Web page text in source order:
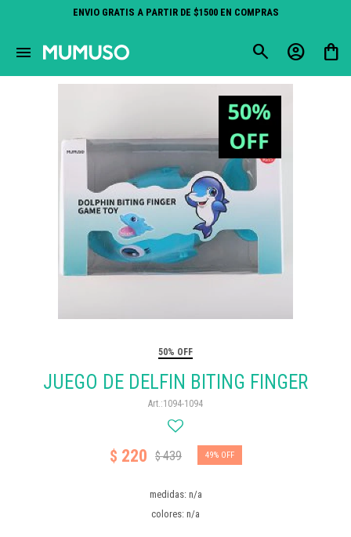
ENVIO GRATIS A PARTIR DE $1500 EN COMPRAS
menu
50% OFF
JUEGO DE DELFIN BITING FINGER
1094-1094
$ 220 $439 49
medidas: n/a
colores: n/a
close